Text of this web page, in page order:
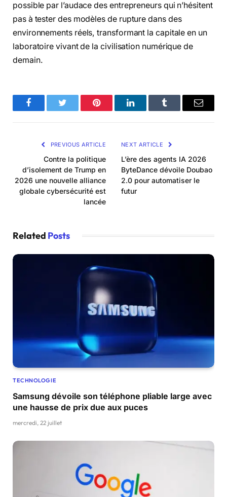
possible par l’audace des entrepreneurs qui n’hésitent
pas à tester des modèles de rupture dans des
environnements réels, transformant la capitale en un
laboratoire vivant de la civilisation numérique de
demain.
FacebookTwitter Pinterest LinkedInTumblr Email
PREVIOUS ARTICLE
Contre la politique
d’isolement de Trump en
2026 une nouvelle alliance
globale cybersécurité est
lancée
NEXT ARTICLE
L’ère des agents IA 2026
ByteDance dévoile Doubao
2.0 pour automatiser le
futur
Related Posts
TECHNOLOGIE
Samsung dévoile son téléphone pliable large avec
une hausse de prix due aux puces
mercredi, 22 juillet